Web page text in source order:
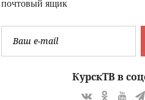
почтовый ящик
КурскТВ в